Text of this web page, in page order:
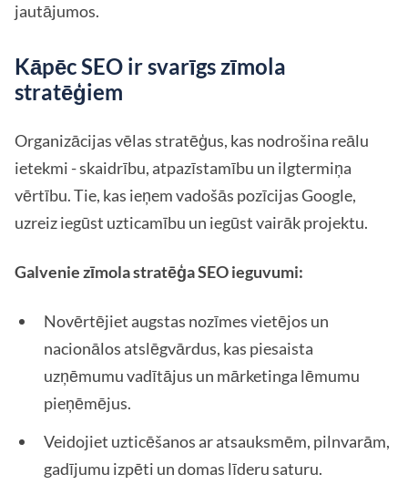
jautājumos.
Kāpēc SEO ir svarīgs zīmola
stratēģiem
Organizācijas vēlas stratēģus, kas nodrošina reālu
ietekmi - skaidrību, atpazīstamību un ilgtermiņa
vērtību. Tie, kas ieņem vadošās pozīcijas Google,
uzreiz iegūst uzticamību un iegūst vairāk projektu.
Galvenie zīmola stratēģa SEO ieguvumi:
Novērtējiet augstas nozīmes vietējos un
nacionālos atslēgvārdus, kas piesaista
uzņēmumu vadītājus un mārketinga lēmumu
pieņēmējus.
Veidojiet uzticēšanos ar atsauksmēm, pilnvarām,
gadījumu izpēti un domas līderu saturu.